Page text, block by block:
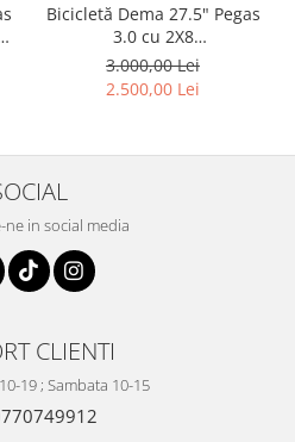
Bicicletă Dema 27.5" Pegas
3.0 cu 2X8
Sand/Yellow/Black ,L
3.000,00 Lei
2.500,00 Lei
ne in social media
CLIENTI
19 ; Sambata 10-15